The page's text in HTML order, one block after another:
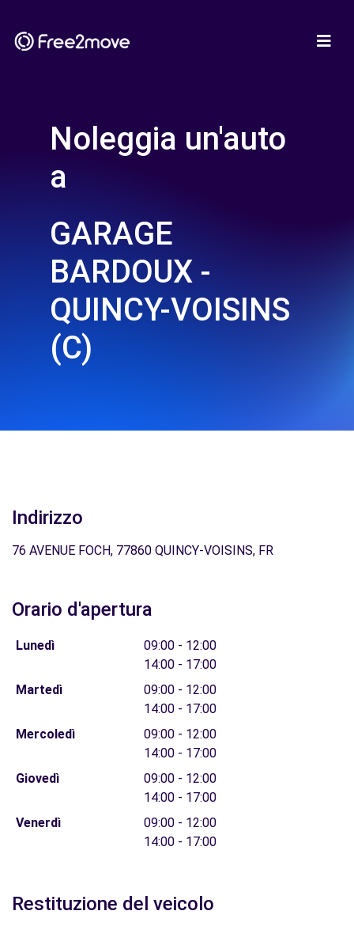
Noleggia un'auto
a
GARAGE
BARDOUX -
QUINCY-VOISINS
(C)
Indirizzo
76 AVENUE FOCH, 77860 QUINCY-VOISINS, FR
Orario d'apertura
Lunedì
09:00 - 12:00
14:00 - 17:00
Martedì
09:00 - 12:00
14:00 - 17:00
Mercoledì
09:00 - 12:00
14:00 - 17:00
Giovedì
09:00 - 12:00
14:00 - 17:00
Venerdì
09:00 - 12:00
14:00 - 17:00
Restituzione del veicolo